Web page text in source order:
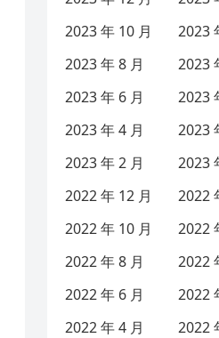
2023 年 10 月
2023
2023 年 8 月
2023
2023 年 6 月
2023
2023 年 4 月
2023
2023 年 2 月
2023
2022 年 12 月
2022
2022 年 10 月
2022
2022 年 8 月
2022
2022 年 6 月
2022
2022 年 4 月
2022